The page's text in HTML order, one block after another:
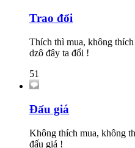
Trao đổi
Thích thì mua, không
dzô đây ta đổi !
51
Đấu giá
Không thích mua, không
đấu giá !